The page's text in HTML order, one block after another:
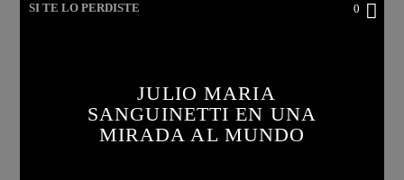
SI TE LO PERDISTE 0
JULIO MARIA
SANGUINETTI EN UNA
MIRADA AL MUNDO